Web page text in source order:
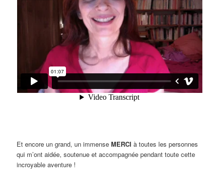
Et encore un grand, un immenseMERCI à toutes les personnes
qui m’ont aidée, soutenue et accompagnée pendant toute cette
incroyable aventure !